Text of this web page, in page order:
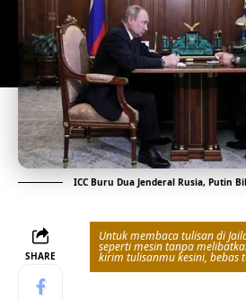
ICC Buru Dua Jenderal Rusia, Putin
SHARE
Untuk membaca tulisan di
seperti mesin tanpa
kirim tulisanmu kesini, bebas